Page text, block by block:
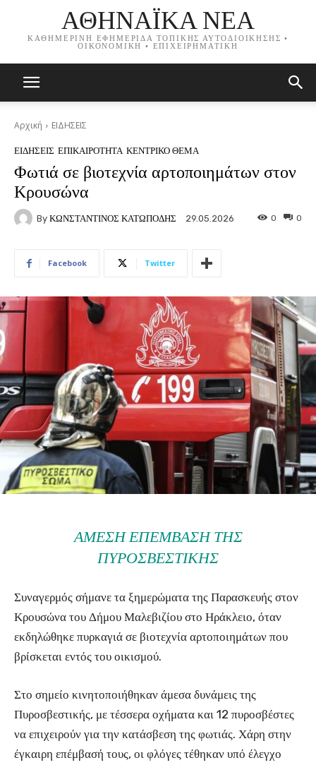
ΑΘΗΝΑΪΚΑ ΝΕΑ
ΚΑΘΗΜΕΡΙΝΗ ΕΦΗΜΕΡΙΔΑ ΤΟΠΙΚΗΣ ΑΥΤΟΔΙΟΙΚΗΣΗΣ •
ΟΙΚΟΝΟΜΙΚΗ • ΕΠΙΧΕΙΡΗΜΑΤΙΚΗ
Αρχική ΕΙΔΗΣΕΙΣ
ΕΙΔΗΣΕΙΣ ΕΠΙΚΑΙΡΟΤΗΤΑ ΚΕΝΤΡΙΚΟ ΘΕΜΑ
Φωτιά σε βιοτεχνία αρτοποιημάτων στον
Κρουσώνα
By ΚΩΝΣΤΑΝΤΙΝΟΣ ΚΑΤΩΠΟΔΗΣ 29.05.2026 0
0
Facebook Twitter
ΆΜΕΣΗ ΕΠΈΜΒΑΣΗ ΤΗΣ
ΠΥΡΟΣΒΕΣΤΙΚΉΣ
Συναγερμός σήμανε τα ξημερώματα της Παρασκευής στον
Κρουσώνα του Δήμου Μαλεβιζίου στο Ηράκλειο, όταν
εκδηλώθηκε πυρκαγιά σε βιοτεχνία αρτοποιημάτων που
βρίσκεται εντός του οικισμού.
Στο σημείο κινητοποιήθηκαν άμεσα δυνάμεις της
Πυροσβεστικής, με τέσσερα οχήματα και 12 πυροσβέστες
να επιχειρούν για την κατάσβεση της φωτιάς. Χάρη στην
έγκαιρη επέμβασή τους, οι φλόγες τέθηκαν υπό έλεγχο